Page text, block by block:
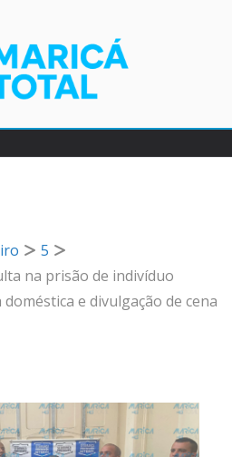
5
na prisão de indivíduo
e divulgação de cena